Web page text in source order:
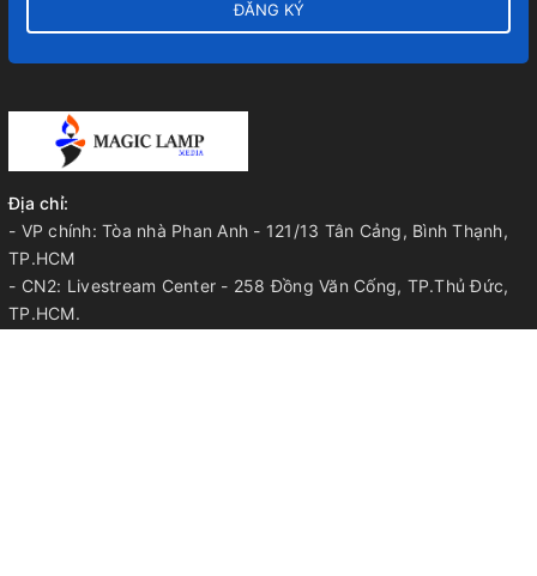
ĐĂNG KÝ
Địa chỉ:
- VP chính: Tòa nhà Phan Anh - 121/13 Tân Cảng, Bình Thạnh,
TP.HCM
- CN2: Livestream Center - 258 Đồng Văn Cống, TP.Thủ Đức,
TP.HCM.